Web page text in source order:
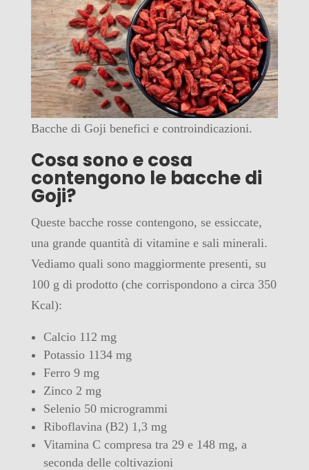
Bacche di Goji benefici e controindicazioni.
Cosa sono e cosa
contengono le bacche di
Goji?
Queste bacche rosse contengono, se essiccate,
una grande quantità di vitamine e sali minerali.
Vediamo quali sono maggiormente presenti, su
100 g di prodotto (che corrispondono a circa 350
Kcal):
Calcio 112 mg
Potassio 1134 mg
Ferro 9 mg
Zinco 2 mg
Selenio 50 microgrammi
Riboflavina (B2) 1,3 mg
Vitamina C compresa tra 29 e 148 mg, a
seconda delle coltivazioni